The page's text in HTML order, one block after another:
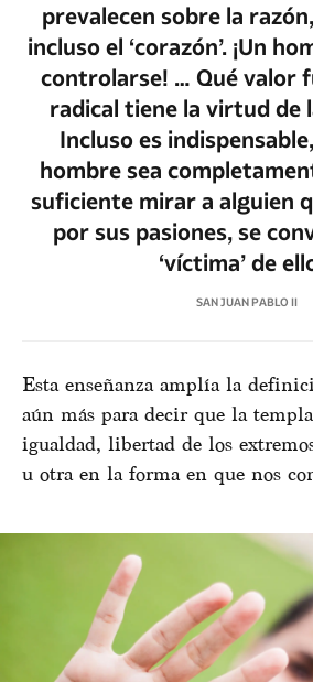
prevalecen sobre la
incluso el ‘corazón’. ¡Un
controlarse! … Qué valor
radical tiene la virtud de
Incluso es
hombre sea
suficiente mirar a alguien
por sus pasiones, se
‘víctima’ de
SAN JUAN PABLO II
Esta enseñanza amplía la
aún más para decir que la
igualdad, libertad de los
u otra en la forma en que nos